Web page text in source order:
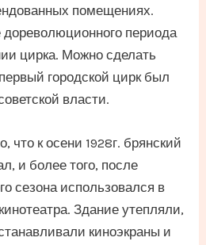
помещениях.
дореволюционного периода
цирка. Можно сделать
городской цирк был
власти.
что к осени 1928г. брянский
и более того, после
сезона использовался в
Здание утепляли,
киноэкраны и